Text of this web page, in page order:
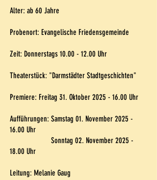
Alter: ab 60 Jahre
Probenort: Evangelische Friedensgemeinde
Zeit: Donnerstags 10.00 - 12.00 Uhr
Theaterstück: "Darmstädter Stadtgeschichten"
Premiere: Freitag 31. Oktober 2025 - 16.00 Uhr
Aufführungen: Samstag 01. November 2025 -
16.00 Uhr
​ Sonntag 02. November 2025 -
18.00 Uhr
Leitung: Melanie Gaug